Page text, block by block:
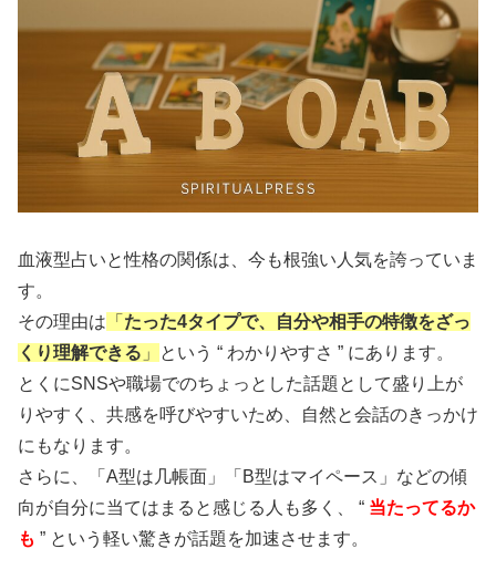
血液型占いと性格の関係は、今も根強い人気を誇っていま
す。
その理由は 「 たった4タイプで、自分や相手の特徴をざっ
くり理解できる 」
という “ わかりやすさ ” にあります。
とくにSNSや職場でのちょっとした話題として盛り上が
りやすく、共感を呼びやすいため、自然と会話のきっかけ
にもなります。
さらに、「A型は几帳面」「B型はマイペース」などの傾
向が自分に当てはまると感じる人も多く、 “ 当たってるか
も ” という軽い驚きが話題を加速させます。